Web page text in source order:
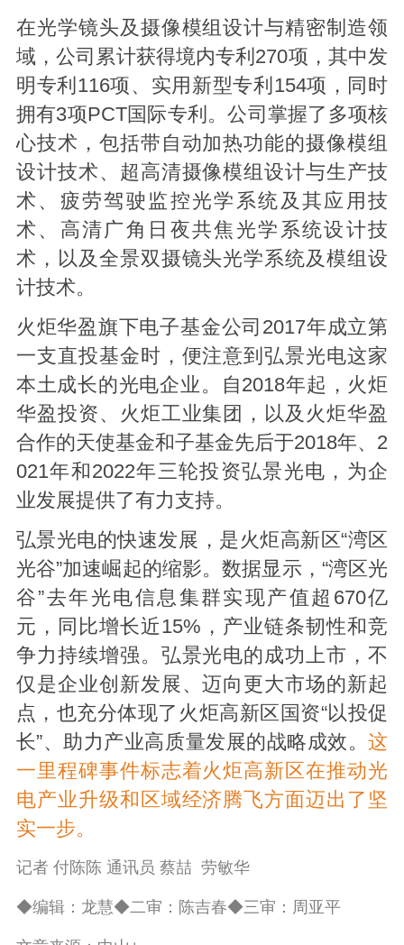
在光学镜头及摄像模组设计与精密制造领
域，公司累计获得境内专利270项，其中发
明专利116项、实用新型专利154项，同时
拥有3项PCT国际专利。公司掌握了多项核
心技术，包括带自动加热功能的摄像模组
设计技术、超高清摄像模组设计与生产技
术、疲劳驾驶监控光学系统及其应用技
术、高清广角日夜共焦光学系统设计技
术，以及全景双摄镜头光学系统及模组设
计技术。
火炬华盈旗下电子基金公司2017年成立第
一支直投基金时，便注意到弘景光电这家
本土成长的光电企业。自2018年起，火炬
华盈投资、火炬工业集团，以及火炬华盈
合作的天使基金和子基金先后于2018年、2
021年和2022年三轮投资弘景光电，为企
业发展提供了有力支持。
弘景光电的快速发展，是火炬高新区“湾区
光谷”加速崛起的缩影。数据显示，“湾区光
谷”去年光电信息集群实现产值超670亿
元，同比增长近15%，产业链条韧性和竞
争力持续增强。弘景光电的成功上市，不
仅是企业创新发展、迈向更大市场的新起
点，也充分体现了火炬高新区国资“以投促
长”、助力产业高质量发展的战略成效。这
一里程碑事件标志着火炬高新区在推动光
电产业升级和区域经济腾飞方面迈出了坚
实一步。
记者 付陈陈 通讯员 蔡喆 劳敏华
◆编辑：龙慧◆二审：陈吉春◆三审：周亚平